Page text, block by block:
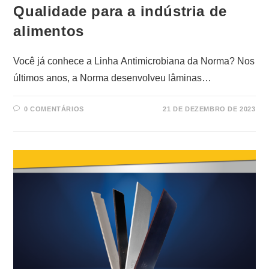
Qualidade para a indústria de
alimentos
Você já conhece a Linha Antimicrobiana da Norma? Nos
últimos anos, a Norma desenvolveu lâminas…
0 COMENTÁRIOS 21 DE DEZEMBRO DE 2023